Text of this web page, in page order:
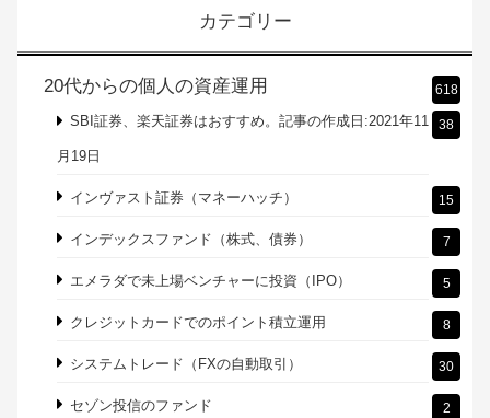
カテゴリー
20代からの個人の資産運用 618
SBI証券、楽天証券はおすすめ。記事の作成日:2021年11
月19日
38
インヴァスト証券（マネーハッチ） 15
インデックスファンド（株式、債券） 7
エメラダで未上場ベンチャーに投資（IPO） 5
クレジットカードでのポイント積立運用 8
システムトレード（FXの自動取引） 30
セゾン投信のファンド 2